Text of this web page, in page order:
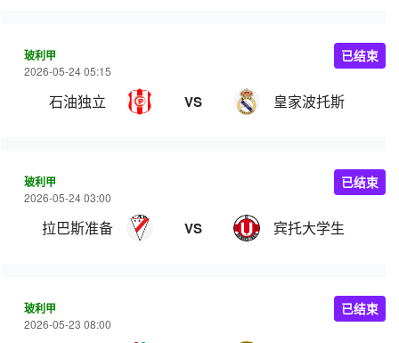
玻利甲
2026-05-24 05:15
石油独立 VS 皇家波托斯
已结束
玻利甲
2026-05-24 03:00
拉巴斯准备 VS 宾托大学生
已结束
玻利甲
2026-05-23 08:00
已结束